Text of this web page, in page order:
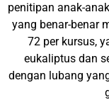
penitipan anak-
yang benar-benar
72 per kursus,
eukaliptus dan
dengan lubang